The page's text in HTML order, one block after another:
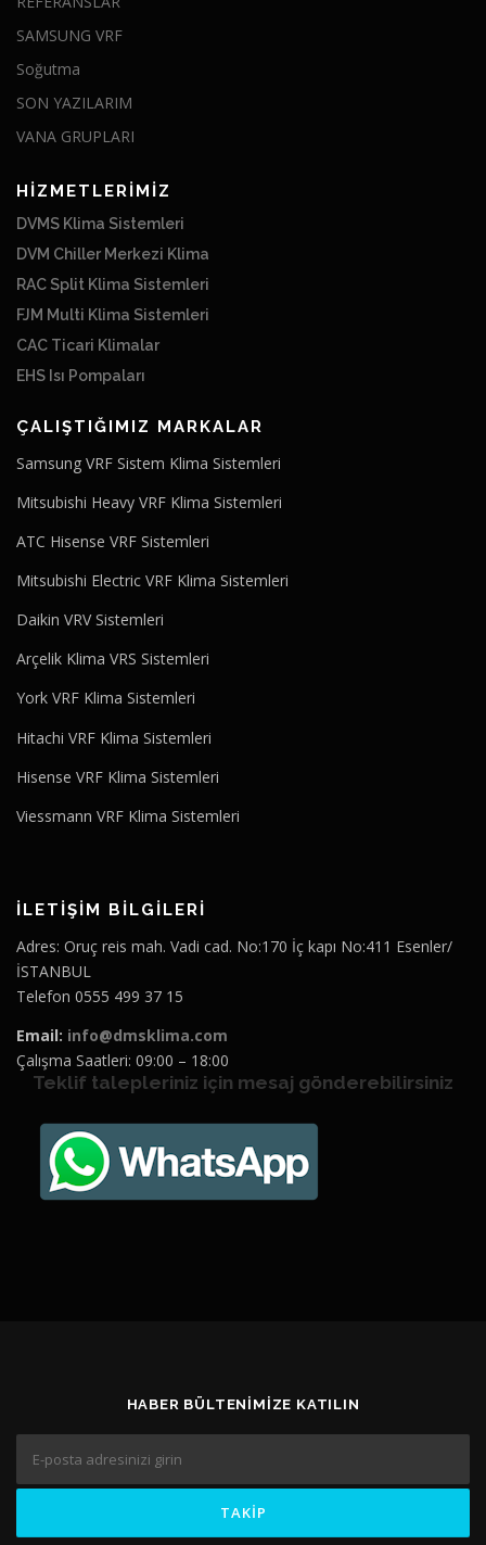
SAMSUNG VRF
Soğutma
SON YAZILARIM
VANA GRUPLARI
HİZMETLERİMİZ
DVMS Klima Sistemleri
DVM Chiller Merkezi Klima
RAC Split Klima Sistemleri
FJM Multi Klima Sistemleri
CAC Ticari Klimalar
EHS Isı Pompaları
ÇALIŞTIĞIMIZ MARKALAR
Samsung VRF Sistem Klima Sistemleri
Mitsubishi Heavy VRF Klima Sistemleri
ATC Hisense VRF Sistemleri
Mitsubishi Electric VRF Klima Sistemleri
Daikin VRV Sistemleri
Arçelik Klima VRS Sistemleri
York VRF Klima Sistemleri
Hitachi VRF Klima Sistemleri
Hisense VRF Klima Sistemleri
Viessmann VRF Klima Sistemleri
İLETİŞİM BİLGİLERİ
Adres: Oruç reis mah. Vadi cad. No:170 İç kapı No:411 Esenler/
İSTANBUL
Telefon 0555 499 37 15
Email: info@dmsklima.com
Çalışma Saatleri: 09:00 – 18:00
Teklif talepleriniz için mesaj gönderebilirsiniz
HABER BÜLTENIMIZE KATILIN